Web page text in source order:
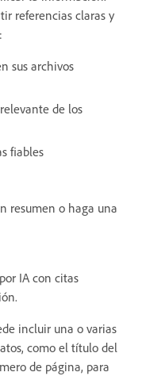
referencias claras y
sus archivos
de los
fiables
resumen o haga una
IA con citas
incluir una o varias
como el título del
de página, para